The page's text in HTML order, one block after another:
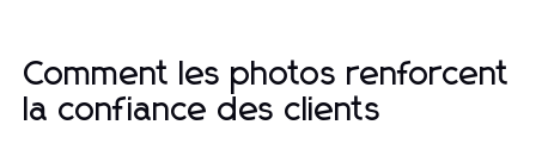
Comment les photos renforcent
la confiance des clients